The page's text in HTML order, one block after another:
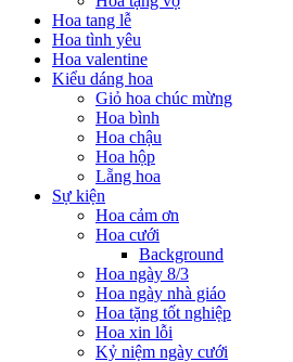
Hoa tang lễ
Hoa tình yêu
Hoa valentine
Kiểu dáng hoa
Giỏ hoa chúc mừng
Hoa bình
Hoa chậu
Hoa hộp
Lẵng hoa
Sự kiện
Hoa cảm ơn
Hoa cưới
Background
Hoa ngày 8/3
Hoa ngày nhà giáo
Hoa tặng tốt nghiệp
Hoa xin lỗi
Kỷ niệm ngày cưới